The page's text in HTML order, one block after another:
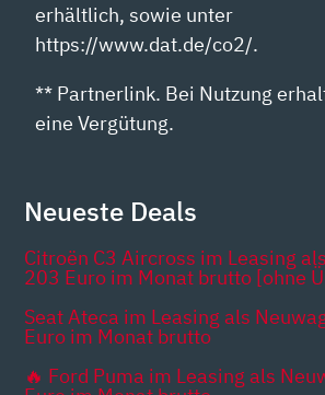
erhältlich, sowie unter
https://www.dat.de/co2/.
** Partnerlink. Bei Nutzung
eine Vergütung.
Neueste Deals
Citroën C3 Aircross im Leasing
203 Euro im Monat brutto [ohne
Seat Ateca im Leasing als
Euro im Monat brutto
🔥 Ford Puma im Leasing als